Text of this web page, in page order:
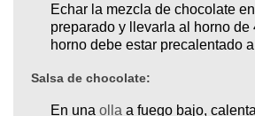
Echar la mezcla de chocolate
preparado y llevarla al horno de
horno debe estar precalentado a
Salsa de chocolate:
En una olla a fuego bajo,